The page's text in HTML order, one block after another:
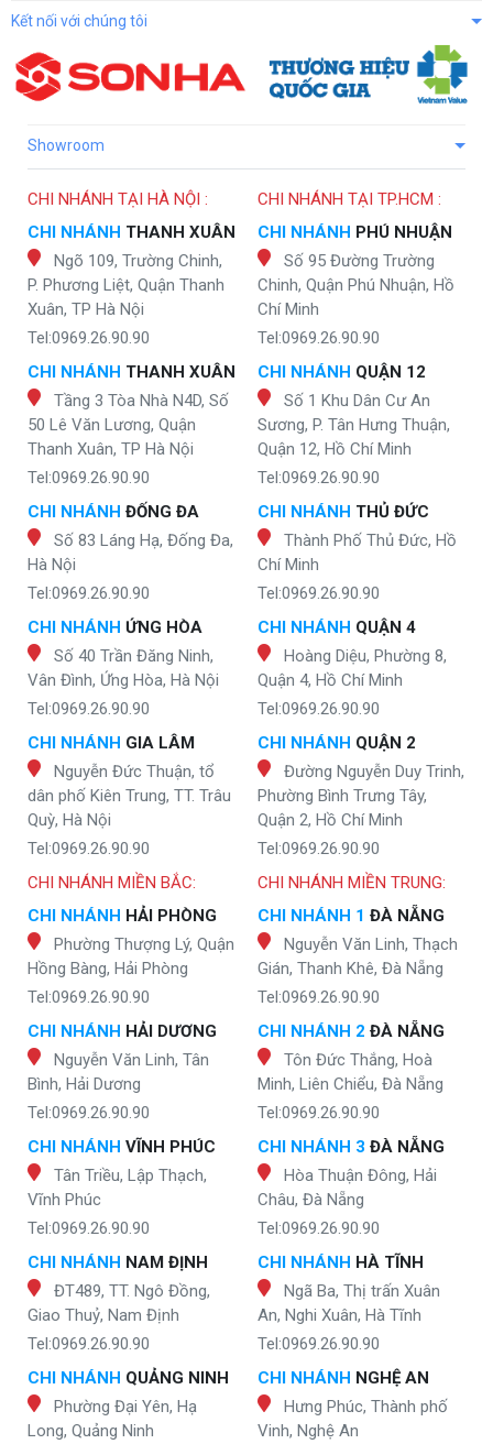
Kết nối với chúng tôi
Showroom
CHI NHÁNH TẠI HÀ NỘI :
CHI NHÁNH THANH XUÂN
Ngõ 109, Trường Chinh,
P. Phương Liệt, Quận Thanh
Xuân, TP Hà Nội
Tel:0969.26.90.90
CHI NHÁNH THANH XUÂN
Tầng 3 Tòa Nhà N4D, Số
50 Lê Văn Lương, Quận
Thanh Xuân, TP Hà Nội
Tel:0969.26.90.90
CHI NHÁNH ĐỐNG ĐA
Số 83 Láng Hạ, Đống Đa,
Hà Nội
Tel:0969.26.90.90
CHI NHÁNH ỨNG HÒA
Số 40 Trần Đăng Ninh,
Vân Đình, Ứng Hòa, Hà Nội
Tel:0969.26.90.90
CHI NHÁNH GIA LÂM
Nguyễn Đức Thuận, tổ
dân phố Kiên Trung, TT. Trâu
Quỳ, Hà Nội
Tel:0969.26.90.90
CHI NHÁNH TẠI TP.HCM :
CHI NHÁNH PHÚ NHUẬN
Số 95 Đường Trường
Chinh, Quận Phú Nhuận, Hồ
Chí Minh
Tel:0969.26.90.90
CHI NHÁNH QUẬN 12
Số 1 Khu Dân Cư An
Sương, P. Tân Hưng Thuận,
Quận 12, Hồ Chí Minh
Tel:0969.26.90.90
CHI NHÁNH THỦ ĐỨC
Thành Phố Thủ Đức, Hồ
Chí Minh
Tel:0969.26.90.90
CHI NHÁNH QUẬN 4
Hoàng Diệu, Phường 8,
Quận 4, Hồ Chí Minh
Tel:0969.26.90.90
CHI NHÁNH QUẬN 2
Đường Nguyễn Duy Trinh,
Phường Bình Trưng Tây,
Quận 2, Hồ Chí Minh
Tel:0969.26.90.90
CHI NHÁNH MIỀN BẮC:
CHI NHÁNH HẢI PHÒNG
Phường Thượng Lý, Quận
Hồng Bàng, Hải Phòng
Tel:0969.26.90.90
CHI NHÁNH HẢI DƯƠNG
Nguyễn Văn Linh, Tân
Bình, Hải Dương
Tel:0969.26.90.90
CHI NHÁNH VĨNH PHÚC
Tân Triều, Lập Thạch,
Vĩnh Phúc
Tel:0969.26.90.90
CHI NHÁNH NAM ĐỊNH
ĐT489, TT. Ngô Đồng,
Giao Thuỷ, Nam Định
Tel:0969.26.90.90
CHI NHÁNH QUẢNG NINH
Phường Đại Yên, Hạ
Long, Quảng Ninh
CHI NHÁNH MIỀN TRUNG:
CHI NHÁNH 1 ĐÀ NẴNG
Nguyễn Văn Linh, Thạch
Gián, Thanh Khê, Đà Nẵng
Tel:0969.26.90.90
CHI NHÁNH 2 ĐÀ NẴNG
Tôn Đức Thắng, Hoà
Minh, Liên Chiểu, Đà Nẵng
Tel:0969.26.90.90
CHI NHÁNH 3 ĐÀ NẴNG
Hòa Thuận Đông, Hải
Châu, Đà Nẵng
Tel:0969.26.90.90
CHI NHÁNH HÀ TĨNH
Ngã Ba, Thị trấn Xuân
An, Nghi Xuân, Hà Tĩnh
Tel:0969.26.90.90
CHI NHÁNH NGHỆ AN
Hưng Phúc, Thành phố
Vinh, Nghệ An